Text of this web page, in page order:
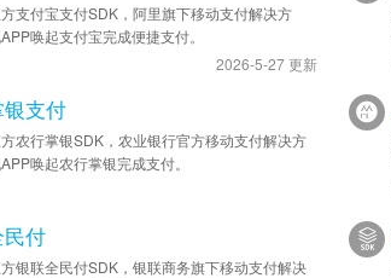
支付宝支付SDK，阿里旗下移动支付解决方
唤起支付宝完成便捷支付。
2026-5-27 更新
支付
农行掌银SDK，农业银行官方移动支付解决方
唤起农行掌银完成支付。
付
银联全民付SDK，银联商务旗下移动支付解决